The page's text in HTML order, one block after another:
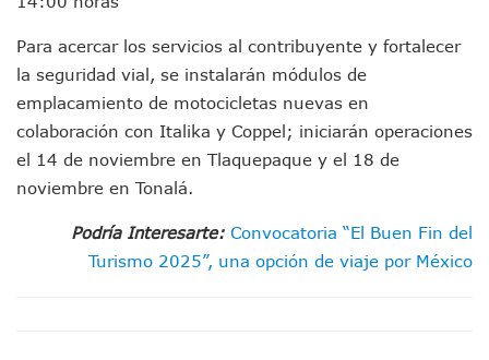
“Kato” Supera El Abandono Y Comienza Una Nueva Vida
México Necesitaba 600 Mil Empleos; Solo Generó 262 Mil
Poderoso Terremoto Destruye Edificios Y Puentes En
Munguía Es El Sexto Mejor Alcalde De Jalisco, Según
ATM Incorpora 20 Nuevos Camiones Al Corredor Bahía
Colectivos Piden A Lemus Más Ministerios Públicos Para
Avenida Federación En Puerto Vallarta Registra 80% De
Mercado Vallarta Incluye Reúne A Emprendedores Locales
Morenistas Imparten Taller En Puerto Vallarta
Para acercar los servicios al contribuyente y fortalecer
la seguridad vial, se instalarán módulos de
emplacamiento de motocicletas nuevas en
colaboración con Italika y Coppel; iniciarán operaciones
el 14 de noviembre en Tlaquepaque y el 18 de
noviembre en Tonalá.
Podría Interesarte: Convocatoria “El Buen Fin del
Turismo 2025”, una opción de viaje por México